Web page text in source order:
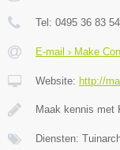
Tel: 0495 36 83 54
E-mail › Make
Website: http://
Maak kennis met
Diensten: